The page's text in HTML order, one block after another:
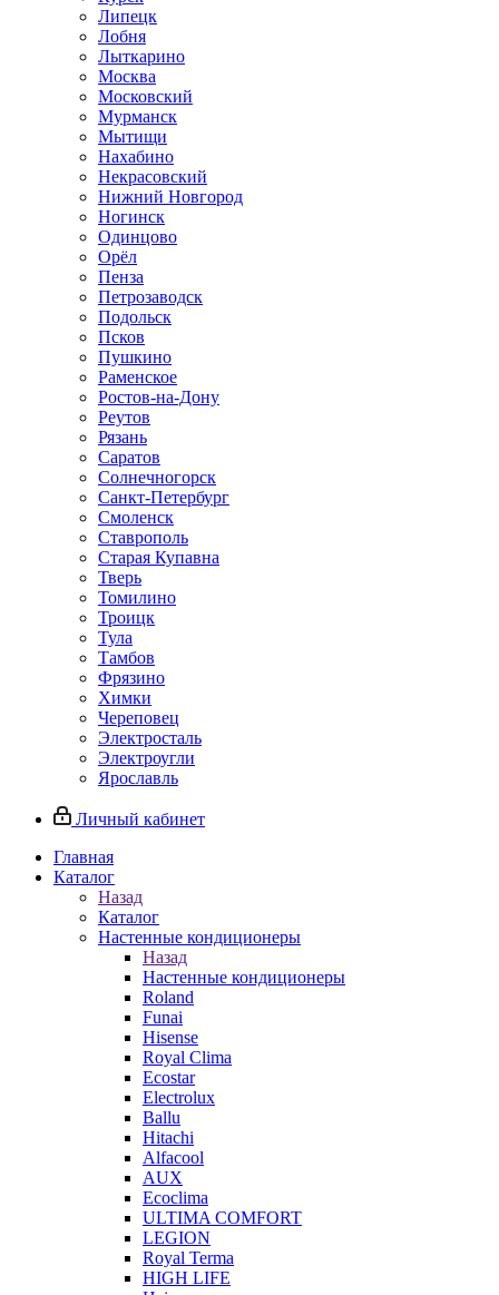
Липецк
Лобня
Лыткарино
Москва
Московский
Мурманск
Мытищи
Нахабино
Некрасовский
Нижний Новгород
Ногинск
Одинцово
Орёл
Пенза
Петрозаводск
Подольск
Псков
Пушкино
Раменское
Ростов-на-Дону
Реутов
Рязань
Саратов
Солнечногорск
Санкт-Петербург
Смоленск
Ставрополь
Старая Купавна
Тверь
Томилино
Троицк
Тула
Тамбов
Фрязино
Химки
Череповец
Электросталь
Электроугли
Ярославль
Личный кабинет
Главная
Каталог
Назад
Каталог
Настенные кондиционеры
Назад
Настенные кондиционеры
Roland
Funai
Hisense
Royal Clima
Ecostar
Electrolux
Ballu
Hitachi
Alfacool
AUX
Ecoclima
ULTIMA COMFORT
LEGION
Royal Terma
HIGH LIFE